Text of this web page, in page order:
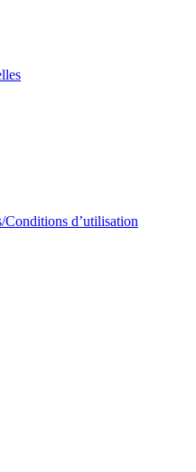
Conditions d’utilisation